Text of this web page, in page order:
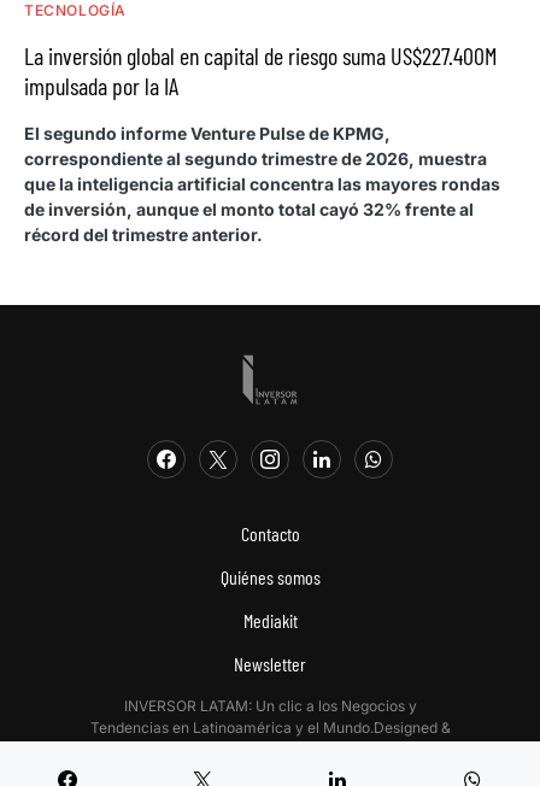
TECNOLOGÍA
La inversión global en capital de riesgo suma US$227.400M
impulsada por la IA
El segundo informe Venture Pulse de KPMG,
correspondiente al segundo trimestre de 2026, muestra
que la inteligencia artificial concentra las mayores rondas
de inversión, aunque el monto total cayó 32% frente al
récord del trimestre anterior.
Contacto
Quiénes somos
Mediakit
Newsletter
INVERSOR LATAM: Un clic a los Negocios y
Tendencias en Latinoamérica y el Mundo.Designed &